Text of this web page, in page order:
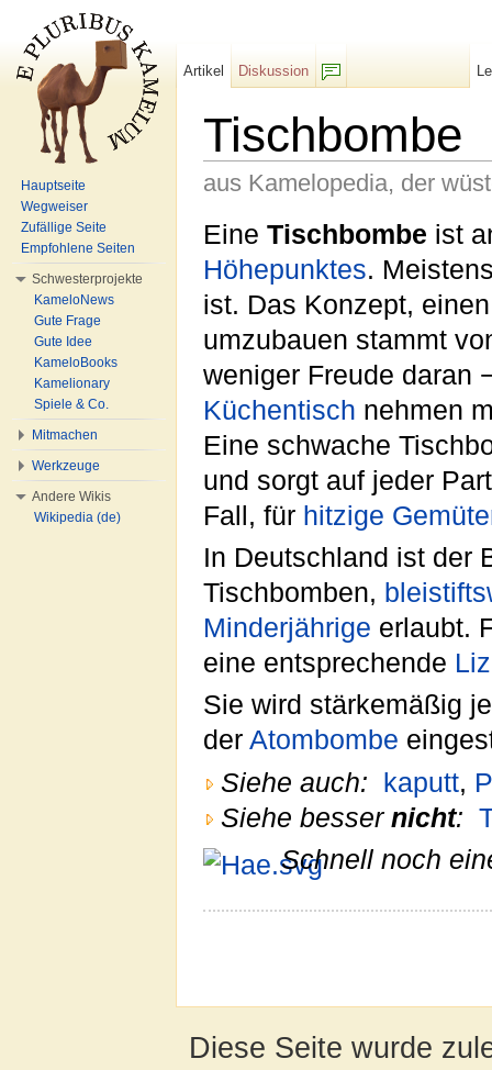
Tischbombe
aus Kamelopedia, der
Eine Tischbombe ist
Höhepunktes.
ist. Das Konzept,
umzubauen stammt
weniger Freude daran
Küchentisch nehmen
Eine schwache
und sorgt auf jeder
Fall, für hitzige
In Deutschland ist der
Tischbomben,
Minderjährige erlaubt.
eine entsprechende
Sie wird stärkemäßig
der Atombombe
Siehe auch: kaputt,
Siehe besser nicht:
Schnell noch
Artikel
Diskussion
Hauptseite
Wegweiser
Zufällige Seite
Empfohlene Seiten
Schwesterprojekte
KameloNews
Gute Frage
Gute Idee
KameloBooks
Kamelionary
Spiele & Co.
Mitmachen
Werkzeuge
Andere Wikis
Wikipedia (de)
Diese Seite wurde